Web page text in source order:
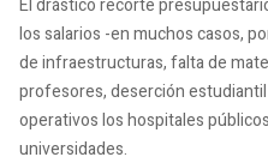
los salarios -en muchos casos,
de infraestructuras, falta de
profesores, deserción
operativos los hospitales
universidades.